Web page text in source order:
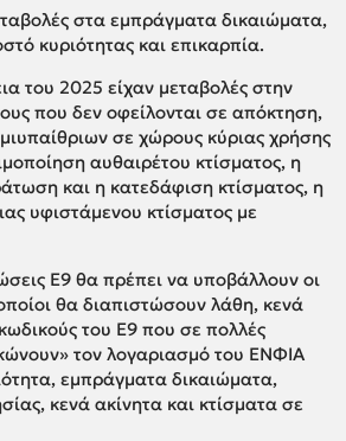
στα εμπράγματα δικαιώματα,
κυριότητας και επικαρπία.
του 2025 είχαν μεταβολές στην
που δεν οφείλονται σε απόκτηση,
σε χώρους κύριας χρήσης
αυθαιρέτου κτίσματος, η
και η κατεδάφιση κτίσματος, η
υφιστάμενου κτίσματος με
Ε9 θα πρέπει να υποβάλλουν οι
θα διαπιστώσουν λάθη, κενά
του Ε9 που σε πολλές
τον λογαριασμό του ΕΝΦΙΑ
εμπράγματα δικαιώματα,
κενά ακίνητα και κτίσματα σε